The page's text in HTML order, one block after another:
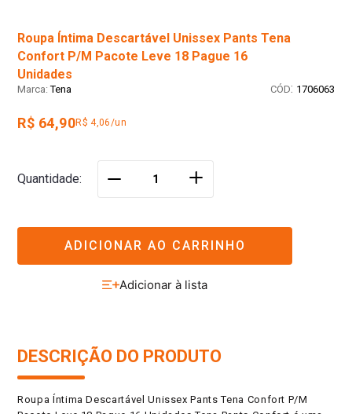
Roupa Íntima Descartável Unissex Pants Tena
Confort P/M Pacote Leve 18 Pague 16
Unidades
Tena : 1706063
R$ 64,90R$ 4,06/un
Quantidade ＋
ADICIONAR AO CARRINHO
DESCRIÇÃO DO PRODUTO
Roupa Íntima Descartável Unissex Pants Tena Confort P/M